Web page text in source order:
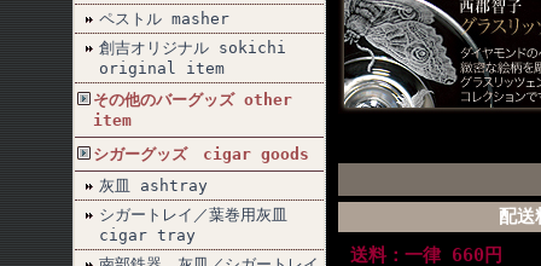
ペストル masher
創吉オリジナル sokichi
original item
その他のバーグッズ other
item
シガーグッズ cigar goods
灰皿 ashtray
シガートレイ／葉巻用灰皿
cigar tray
配送
送料：一律 660円